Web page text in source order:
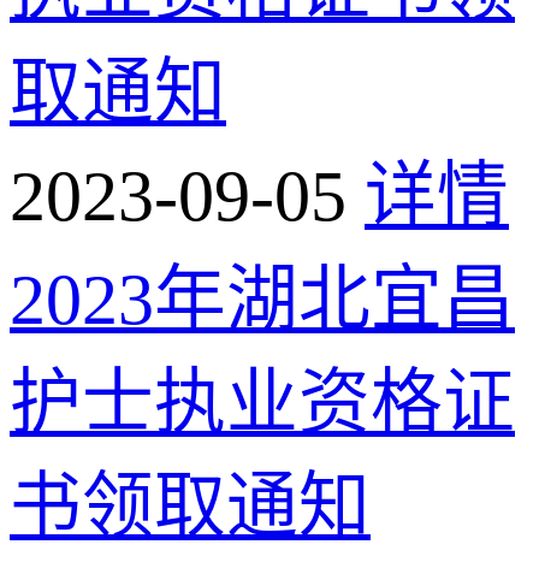
取通知
2023-09-05 详情
2023年湖北宜昌
护士执业资格证
书领取通知